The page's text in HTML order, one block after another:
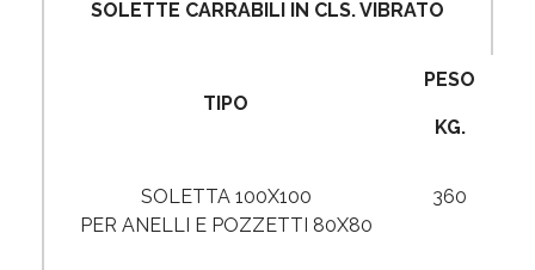
SOLETTE CARRABILI IN CLS. VIBRATO
TIPO
PESO
KG.
SOLETTA 100X100
PER ANELLI E POZZETTI 80X80
360